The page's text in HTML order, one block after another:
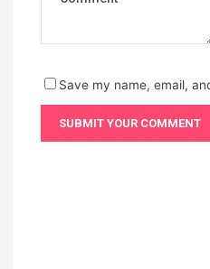
Save my name, email,